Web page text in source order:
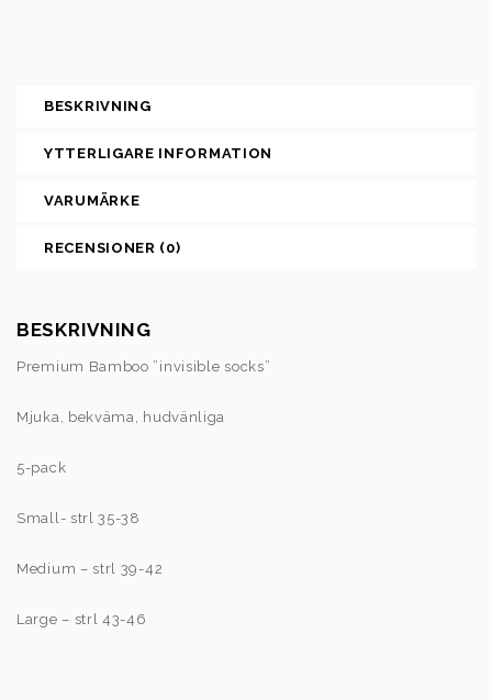
BESKRIVNING
YTTERLIGARE INFORMATION
VARUMÄRKE
RECENSIONER (0)
BESKRIVNING
Premium Bamboo ”invisible socks”
Mjuka, bekväma, hudvänliga
5-pack
Small- strl 35-38
Medium – strl 39-42
Large – strl 43-46